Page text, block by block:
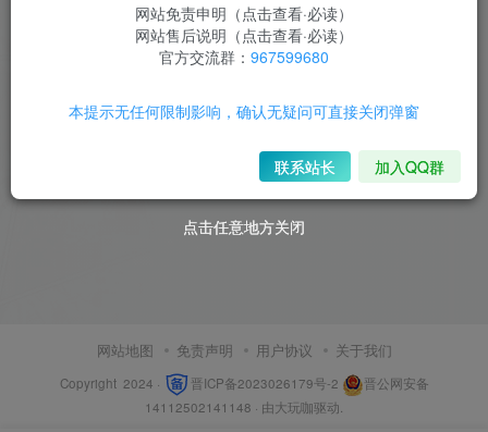
网站地图 免责声明 用户协议 关于我们
Copyright 2024 · 晋ICP备2023026179号-2
晋公网安备
14112502141148 · 由大玩咖驱动.
点击任意地方关闭
点击任意地方关闭
网站免责申明（点击查看·必读）
网站售后说明（点击查看·必读）
官方交流群： 967599680
本提示无任何限制影响，确认无疑问可直接关闭弹窗
联系站长 加入QQ群